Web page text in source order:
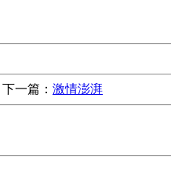
下一篇： 激情澎湃